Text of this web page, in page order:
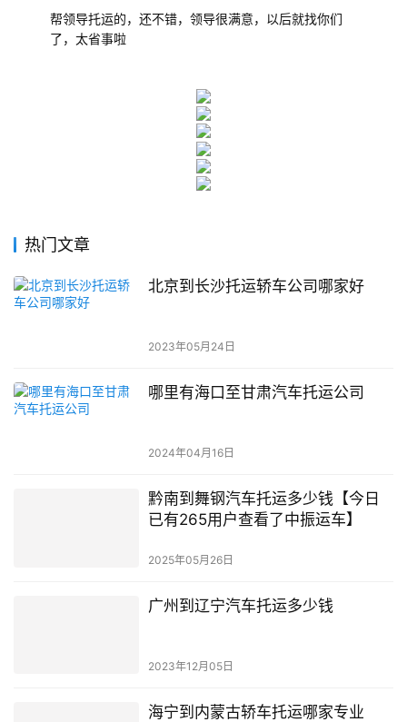
帮领导托运的，还不错，领导很满意，以后就找你们
了，太省事啦
热门文章
北京到长沙托运轿车公司哪家好
2023年05月24日
哪里有海口至甘肃汽车托运公司
2024年04月16日
黔南到舞钢汽车托运多少钱【今日
已有265用户查看了中振运车】
2025年05月26日
广州到辽宁汽车托运多少钱
2023年12月05日
海宁到内蒙古轿车托运哪家专业